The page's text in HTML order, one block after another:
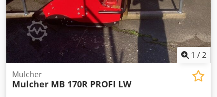
1 /2
Mulcher
Mulcher MB 170R PROFI LW